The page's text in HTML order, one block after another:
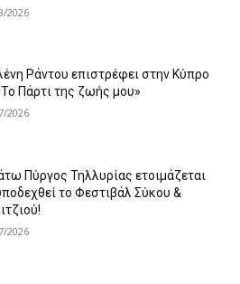
2026
Ράντου επιστρέφει στην Κύπρο
Πάρτι της ζωής μου»
2026
Πύργος Τηλλυρίας ετοιμάζεται
το Φεστιβάλ Σύκου &
2026